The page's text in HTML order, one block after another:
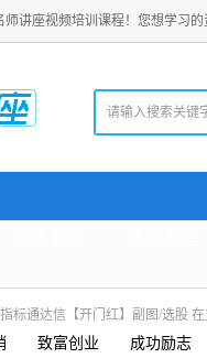
讲座视频培训课程！您想学习的
标通达信【开门红】副图/选股
致富创业 成功励志